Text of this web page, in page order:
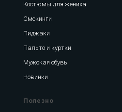
Костюмы для жениха
Смокинги
Пиджаки
Пальто и куртки
Мужская обувь
Новинки
Полезно